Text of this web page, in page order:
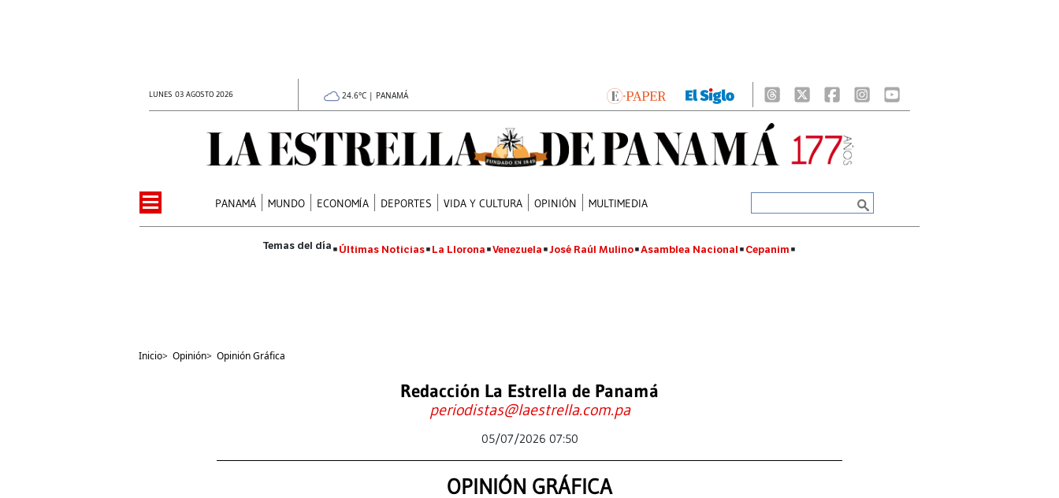
LUNES 03 AGOSTO 2026 24.6°C | PANAMÁ
PANAMÁ MUNDO ECONOMÍA DEPORTES VIDA Y CULTURA OPINIÓN MULTIMEDIA
Últimas Noticias La Llorona Venezuela José Raúl Mulino Asamblea Nacional Cepanim
Inicio> Opinión> Opinión Gráfica
Redacción La Estrella de Panamá
periodistas@laestrella.com.pa
05/07/2026 07:50
OPINIÓN GRÁFICA